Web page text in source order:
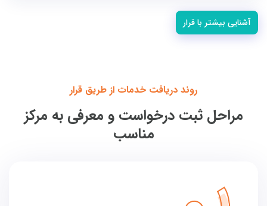
آشنایی بیشتر با قرار
روند دریافت خدمات از طریق قرار
مراحل ثبت درخواست و معرفی به مرکز
مناسب